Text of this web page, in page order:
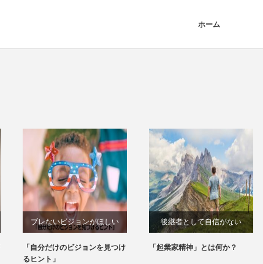
ホーム
ブレないビジョンがほしい
「自分だけのビジョンを見つけ
るヒント」
後継者として自信がない
「起業家精神」とは何か？